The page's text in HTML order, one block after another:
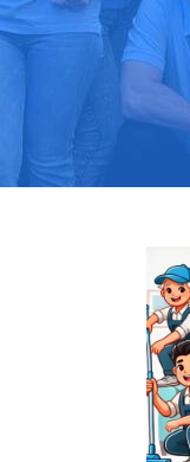
Más de 1000